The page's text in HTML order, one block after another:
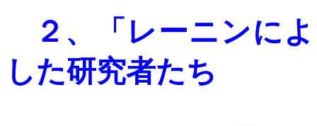
２、
「レーニンに
した研究者たち